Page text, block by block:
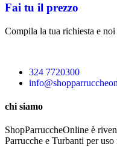
Fai tu il prezzo
Compila la tua richiesta e
324 7720300
chi siamo
ShopParruccheOnline è
Parrucche e Turbanti per uso